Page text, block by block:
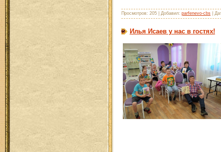
Просмотров: 205 | Добавил: parfenevo-cbs|
Илья Исаев у нас в гостях!